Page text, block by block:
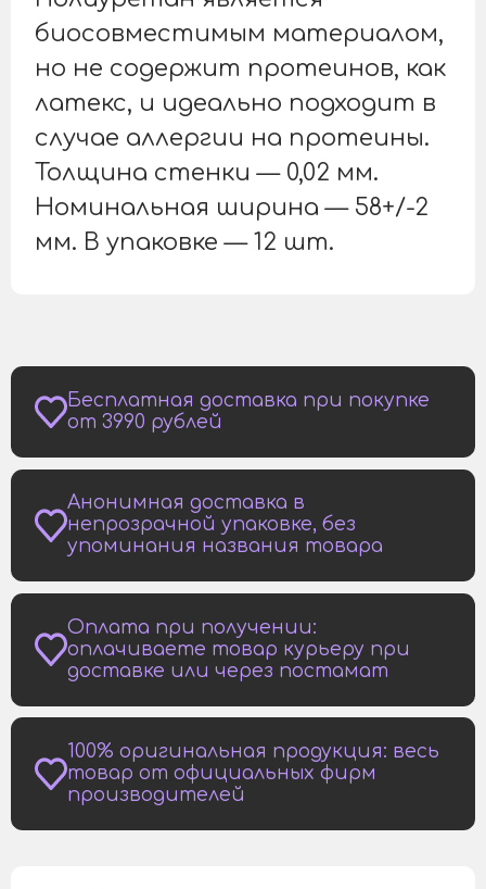
биосовместимым материалом,
но не содержит протеинов, как
латекс, и идеально подходит в
случае аллергии на протеины.
Толщина стенки — 0,02 мм.
Номинальная ширина — 58+/-2
мм. В упаковке — 12 шт.
Бесплатная доставка при покупке
от 3990 рублей
Анонимная доставка в
непрозрачной упаковке, без
упоминания названия товара
Оплата при получении:
оплачиваете товар курьеру при
доставке или через постамат
100% оригинальная продукция: весь
товар от официальных фирм
производителей